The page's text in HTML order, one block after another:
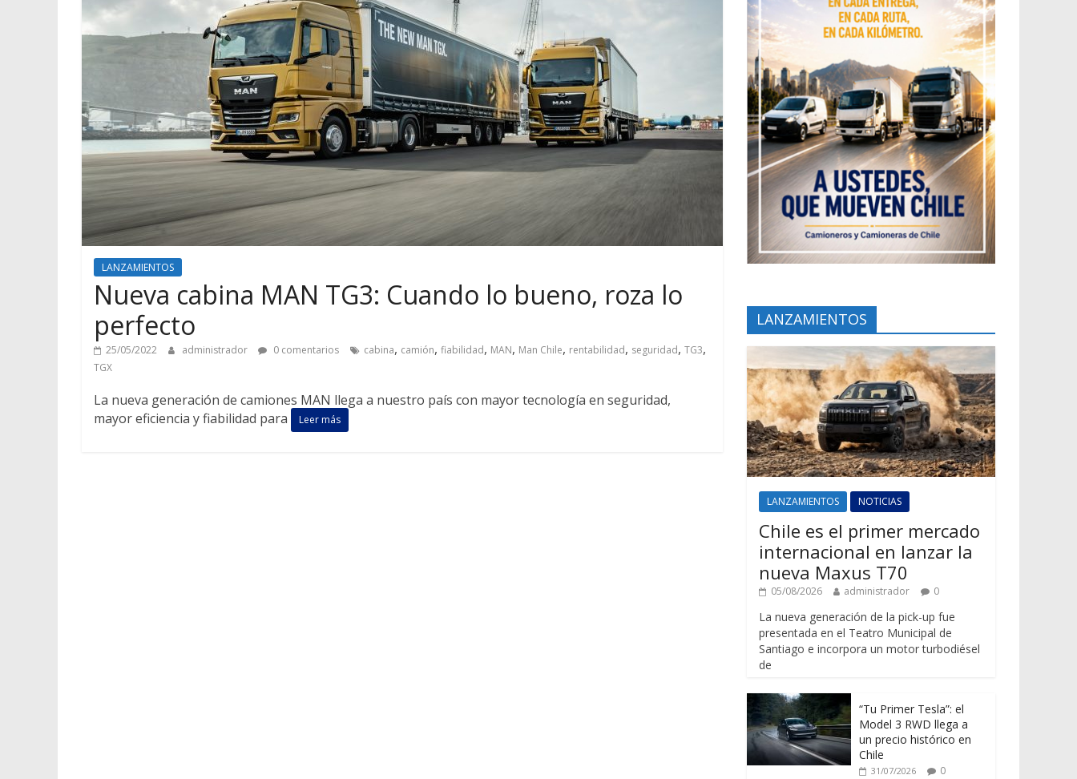
LANZAMIENTOS
Nueva cabina MAN TG3: Cuando lo bueno, roza lo
perfecto
25/05/2022 administrador 0 comentarios cabina, camión, fiabilidad, MAN, Man Chile, rentabilidad, seguridad, TG3,
TGX
La nueva generación de camiones MAN llega a nuestro país con mayor tecnología en seguridad,
mayor eficiencia y fiabilidad para
Leer más
LANZAMIENTOS
LANZAMIENTOS NOTICIAS
Chile es el primer mercado
internacional en lanzar la
nueva Maxus T70
05/08/2026 administrador 0
La nueva generación de la pick-up fue
presentada en el Teatro Municipal de
Santiago e incorpora un motor turbodiésel
de
“Tu Primer Tesla”: el
Model 3 RWD llega a
un precio histórico en
Chile
31/07/2026 0